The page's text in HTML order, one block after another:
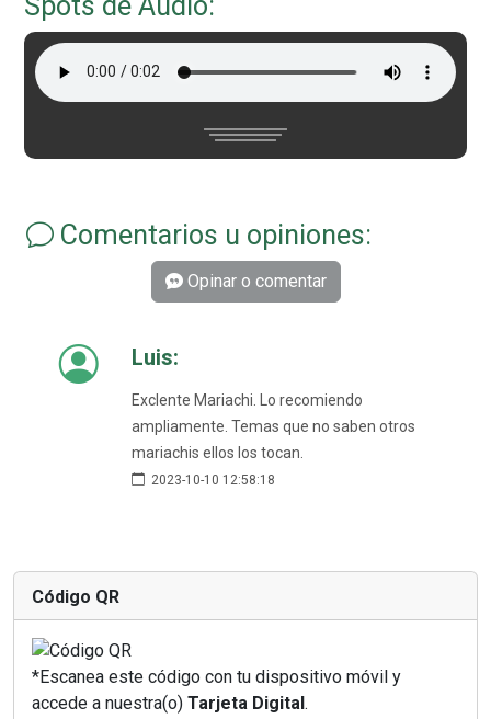
Comentarios u opiniones:
Opinar o comentar
Luis:
Exclente Mariachi. Lo recomiendo
ampliamente. Temas que no saben otros
mariachis ellos los tocan.
2023-10-10 12:58:18
Código QR
*Escanea este código con tu dispositivo móvil y
accede a nuestra(o) Tarjeta Digital .